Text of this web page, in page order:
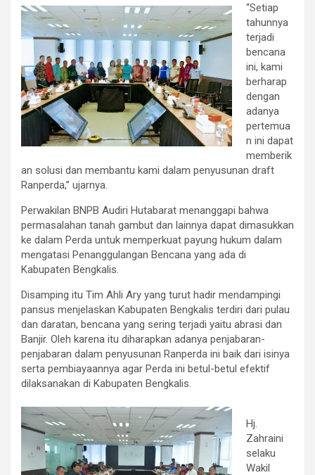
“Setiap
tahunnya
terjadi
bencana
ini, kami
berharap
dengan
adanya
pertemua
n ini dapat
memberik
an solusi dan membantu kami dalam penyusunan draft
Ranperda,” ujarnya.
Perwakilan BNPB Audiri Hutabarat menanggapi bahwa
permasalahan tanah gambut dan lainnya dapat dimasukkan
ke dalam Perda untuk memperkuat payung hukum dalam
mengatasi Penanggulangan Bencana yang ada di
Kabupaten Bengkalis.
Disamping itu Tim Ahli Ary yang turut hadir mendampingi
pansus menjelaskan Kabupaten Bengkalis terdiri dari pulau
dan daratan, bencana yang sering terjadi yaitu abrasi dan
Banjir. Oleh karena itu diharapkan adanya penjabaran-
penjabaran dalam penyusunan Ranperda ini baik dari isinya
serta pembiayaannya agar Perda ini betul-betul efektif
dilaksanakan di Kabupaten Bengkalis.
Hj.
Zahraini
selaku
Wakil